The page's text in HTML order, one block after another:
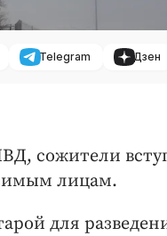
Telegram Дзен
сожители
лицам.
для